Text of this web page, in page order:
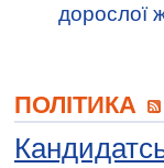
дорослої
ПОЛІТИКА